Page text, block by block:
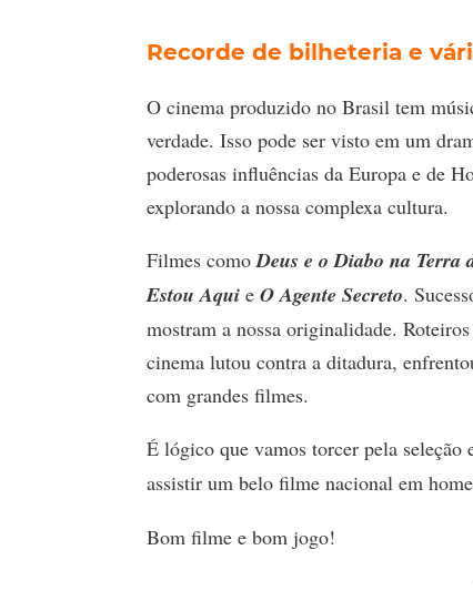
Recorde de bilheteria e
O cinema produzido no Brasil tem
verdade. Isso pode ser visto em um
poderosas influências da Europa e de
explorando a nossa complexa cultura.
Filmes como Deus e o Diabo na Terra
Estou Aqui e O Agente Secreto.
mostram a nossa originalidade.
cinema lutou contra a ditadura,
com grandes filmes.
É lógico que vamos torcer pela seleção
assistir um belo filme nacional em
Bom filme e bom jogo!